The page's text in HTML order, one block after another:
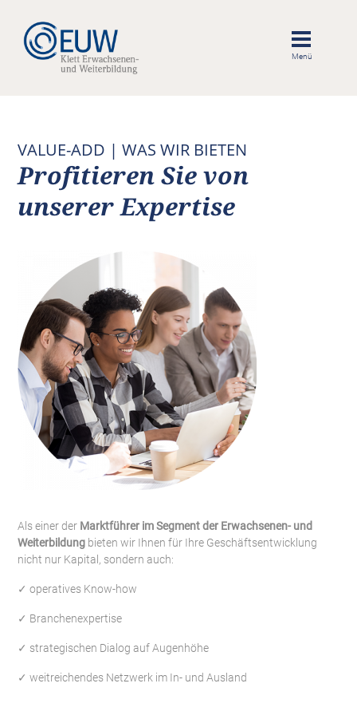
VALUE-ADD | WAS WIR BIETEN
Profitieren Sie von
unserer Expertise
Als einer der Marktführer im Segment der Erwachsenen- und
Weiterbildung bieten wir Ihnen für Ihre Geschäftsentwicklung
nicht nur Kapital, sondern auch:
✓ operatives Know-how
✓ Branchenexpertise
✓ strategischen Dialog auf Augenhöhe
✓ weitreichendes Netzwerk im In- und Ausland